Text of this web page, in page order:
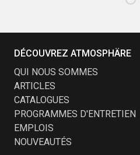
DÉCOUVREZ ATMOSPHÄRE
QUI NOUS SOMMES
ARTICLES
CATALOGUES
PROGRAMMES D'ENTRETIEN
EMPLOIS
NOUVEAUTÉS